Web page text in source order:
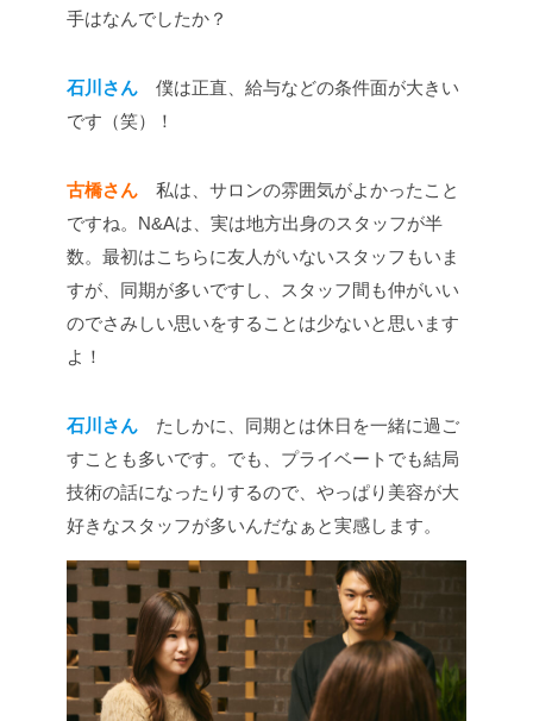
手はなんでしたか？
石川さん 僕は正直、給与などの条件面が大きい
です（笑）！
古橋さん 私は、サロンの雰囲気がよかったこと
ですね。N&Aは、実は地方出身のスタッフが半
数。最初はこちらに友人がいないスタッフもいま
すが、同期が多いですし、スタッフ間も仲がいい
のでさみしい思いをすることは少ないと思います
よ！
石川さん たしかに、同期とは休日を一緒に過ご
すことも多いです。でも、プライベートでも結局
技術の話になったりするので、やっぱり美容が大
好きなスタッフが多いんだなぁと実感します。